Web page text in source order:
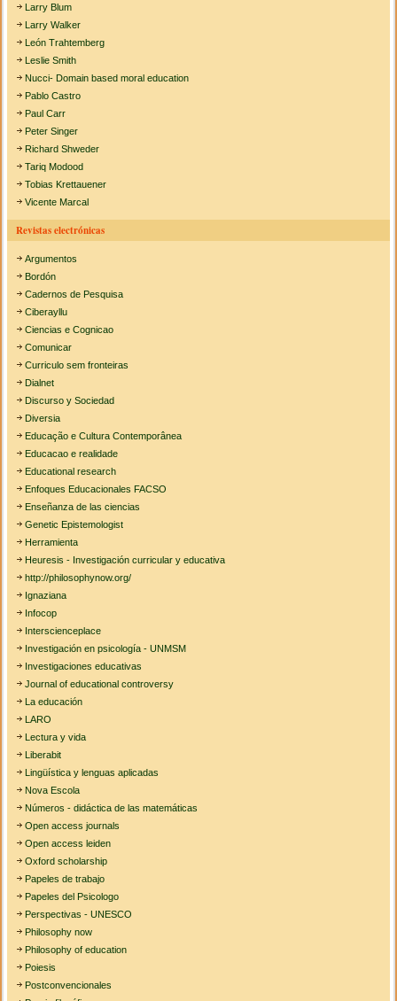
Larry Blum
Larry Walker
León Trahtemberg
Leslie Smith
Nucci- Domain based moral education
Pablo Castro
Paul Carr
Peter Singer
Richard Shweder
Tariq Modood
Tobias Krettauener
Vicente Marcal
Revistas electrónicas
Argumentos
Bordón
Cadernos de Pesquisa
Ciberayllu
Ciencias e Cognicao
Comunicar
Curriculo sem fronteiras
Dialnet
Discurso y Sociedad
Diversia
Educação e Cultura Contemporânea
Educacao e realidade
Educational research
Enfoques Educacionales FACSO
Enseñanza de las ciencias
Genetic Epistemologist
Herramienta
Heuresis - Investigación curricular y educativa
http://philosophynow.org/
Ignaziana
Infocop
Interscienceplace
Investigación en psicología - UNMSM
Investigaciones educativas
Journal of educational controversy
La educación
LARO
Lectura y vida
Liberabit
Lingüística y lenguas aplicadas
Nova Escola
Números - didáctica de las matemáticas
Open access journals
Open access leiden
Oxford scholarship
Papeles de trabajo
Papeles del Psicologo
Perspectivas - UNESCO
Philosophy now
Philosophy of education
Poiesis
Postconvencionales